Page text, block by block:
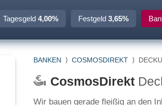
Tagesgeld 4,00% Festgeld 3,65%
BANKEN ⟩ COSMOSDIREKT ⟩
CosmosDirekt
Wir bauen gerade fleißig an den